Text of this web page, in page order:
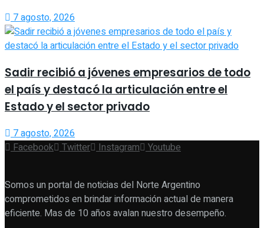
7 agosto, 2026
Sadir recibió a jóvenes empresarios de todo
el país y destacó la articulación entre el
Estado y el sector privado
7 agosto, 2026
Facebook Twitter Instagram Youtube
Somos un portal de noticias del Norte Argentino
comprometidos en brindar información actual de manera
eficiente. Mas de 10 años avalan nuestro desempeño.